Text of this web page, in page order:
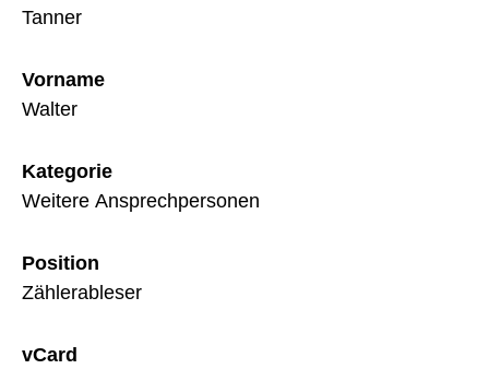
Tanner
Vorname
Walter
Kategorie
Weitere Ansprechpersonen
Position
Zählerableser
vCard